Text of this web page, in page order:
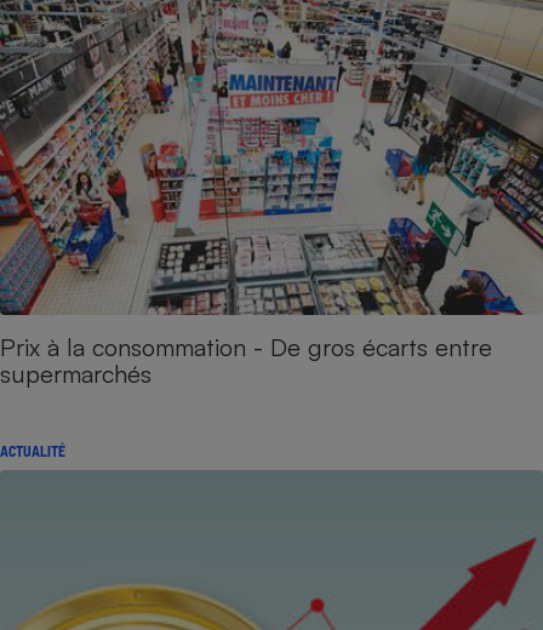
Prix à la consommation - De gros écarts entre
supermarchés
ACTUALITÉ